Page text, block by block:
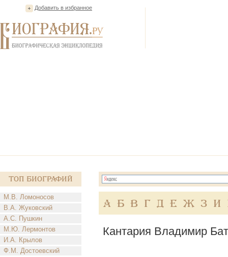
Добавить в избранное
Топ Биографий
М.В. Ломоносов
В.А. Жуковский
А.С. Пушкин
М.Ю. Лермонтов
И.А. Крылов
Ф.М. Достоевский
А Б В Г Д Е Ж З И
Кантария Владимир